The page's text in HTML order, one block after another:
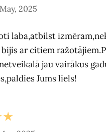
2025
laba,atbilst
bijis ar citiem
jau vairākus
Jums liels!